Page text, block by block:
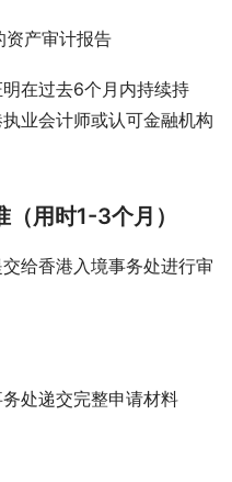
资产审计报告
在过去6个月内持续持
业会计师或认可金融机构
用时1-3个月）
给香港入境事务处进行审
处递交完整申请材料